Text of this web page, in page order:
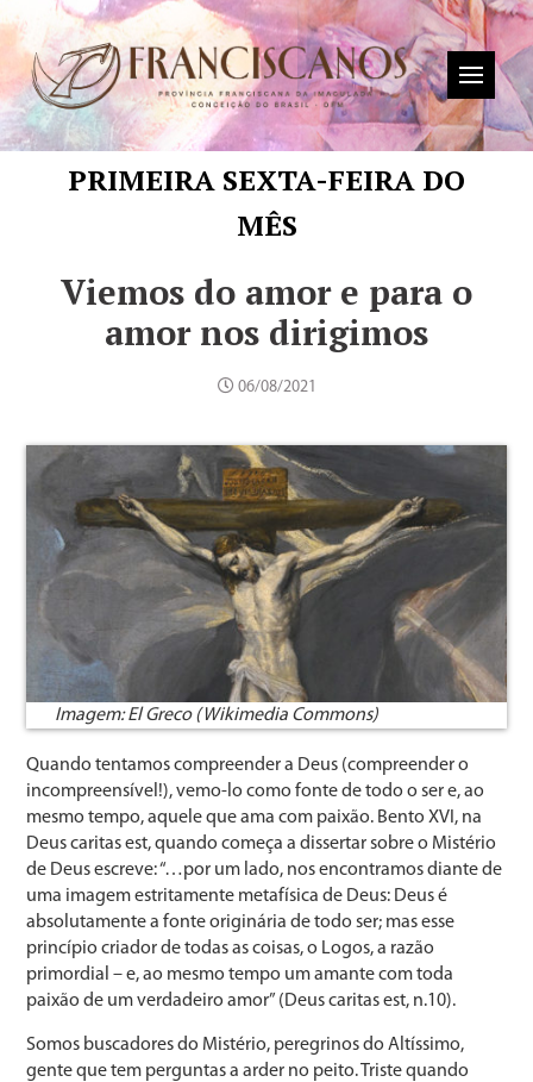
PRIMEIRA SEXTA-FEIRA DO
MÊS
Viemos do amor e para o
amor nos dirigimos
06/08/2021
Imagem: El Greco (Wikimedia Commons)
Quando tentamos compreender a Deus (compreender o
incompreensível!), vemo-lo como fonte de todo o ser e, ao
mesmo tempo, aquele que ama com paixão. Bento XVI, na
Deus caritas est, quando começa a dissertar sobre o Mistério
de Deus escreve: “…por um lado, nos encontramos diante de
uma imagem estritamente metafísica de Deus: Deus é
absolutamente a fonte originária de todo ser; mas esse
princípio criador de todas as coisas, o Logos, a razão
primordial – e, ao mesmo tempo um amante com toda
paixão de um verdadeiro amor” (Deus caritas est, n.10).
Somos buscadores do Mistério, peregrinos do Altíssimo,
gente que tem perguntas a arder no peito. Triste quando